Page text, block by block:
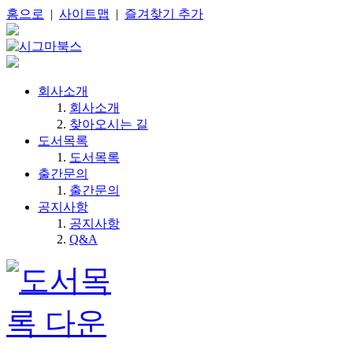
홈으로 | 사이트맵 | 즐겨찾기 추가
회사소개
회사소개
찾아오시는 길
도서목록
도서목록
출간문의
출간문의
공지사항
공지사항
Q&A